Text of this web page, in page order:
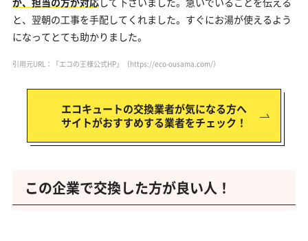
と、翌朝の工事を手配してくれました。すぐにお湯が使えるよう
になってとても助かりました。
引用元URL：「エコの王様公式HP」 （https://eco-ousama.com/）
エコキュートの交換業者が気になる方へ
サイトがおすすめする業者をチェック！
この企業で交換した方が良い人！